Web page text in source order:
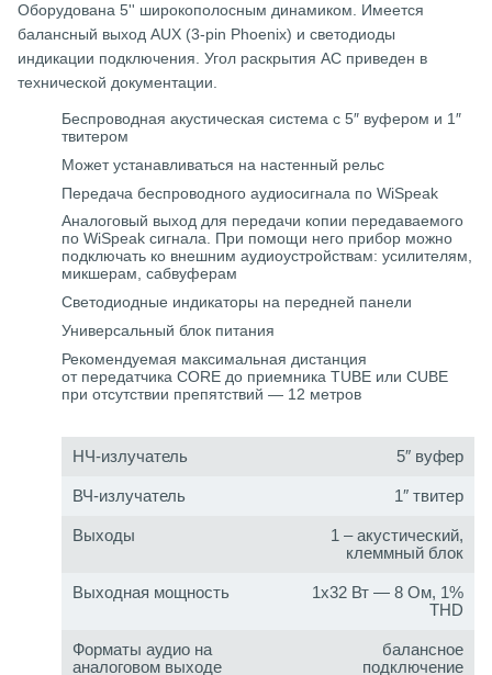
Оборудована 5'' широкополосным динамиком. Имеется
балансный выход AUX (3-pin Phoenix) и светодиоды
индикации подключения. Угол раскрытия АС приведен в
технической документации.
Беспроводная акустическая система с 5″ вуфером и 1″
твитером
Может устанавливаться на настенный рельс
Передача беспроводного аудиосигнала по WiSpeak
Аналоговый выход для передачи копии передаваемого
по WiSpeak сигнала. При помощи него прибор можно
подключать ко внешним аудиоустройствам: усилителям,
микшерам, сабвуферам
Светодиодные индикаторы на передней панели
Универсальный блок питания
Рекомендуемая максимальная дистанция
от передатчика CORE до приемника TUBE или CUBE
при отсутствии препятствий — 12 метров
НЧ-излучатель 5″ вуфер
ВЧ-излучатель 1″ твитер
Выходы
1 – акустический,
клеммный блок
Выходная мощность
1x32 Вт — 8 Ом, 1%
THD
Форматы аудио на
аналоговом выходе
балансное
подключение